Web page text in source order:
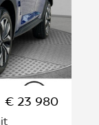
€ 23 980